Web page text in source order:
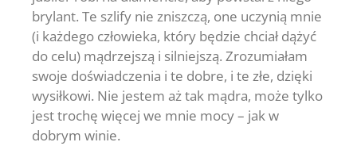
brylant. Te szlify nie zniszczą, one uczynią mnie
(i każdego człowieka, który będzie chciał dążyć
do celu) mądrzejszą i silniejszą. Zrozumiałam
swoje doświadczenia i te dobre, i te złe, dzięki
wysiłkowi. Nie jestem aż tak mądra, może tylko
jest trochę więcej we mnie mocy – jak w
dobrym winie.